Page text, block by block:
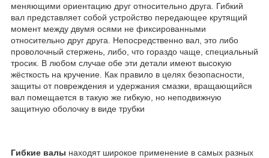
меняющими ориентацию друг относительно друга. Гибкий
вал представляет собой устройство передающее крутящий
момент между двумя осями не фиксированными
относительно друг друга. Непосредственно вал, это либо
проволочный стержень, либо, что гораздо чаще, специальный
тросик. В любом случае обе эти детали имеют высокую
жёсткость на кручение. Как правило в целях безопасности,
защиты от повреждения и удержания смазки, вращающийся
вал помещается в такую же гибкую, но неподвижную
защитную оболочку в виде трубки
Гибкие валы находят широкое применение в самых разных